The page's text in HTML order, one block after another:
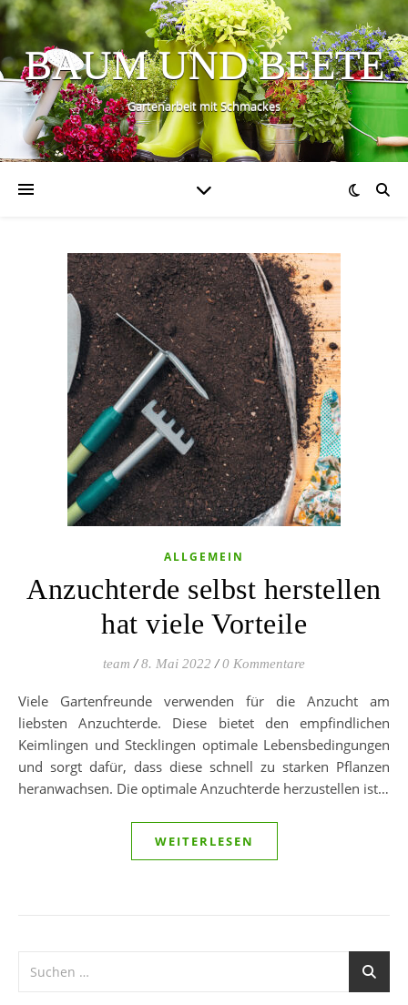
BAUM UND BEETE
Gartenarbeit mit Schmackes
ALLGEMEIN
Anzuchterde selbst herstellen
hat viele Vorteile
team / 8. Mai 2022 / 0 Kommentare
Viele Gartenfreunde verwenden für die Anzucht am
liebsten Anzuchterde. Diese bietet den empfindlichen
Keimlingen und Stecklingen optimale Lebensbedingungen
und sorgt dafür, dass diese schnell zu starken Pflanzen
heranwachsen. Die optimale Anzuchterde herzustellen ist…
WEITERLESEN